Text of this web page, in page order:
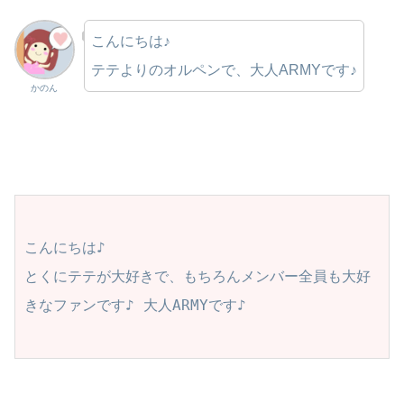
かのん
こんにちは♪
テテよりのオルペンで、大人ARMYです♪
こんにちは♪
とくにテテが大好きで、もちろんメンバー全員も大好
きなファンです♪ 大人ARMYです♪